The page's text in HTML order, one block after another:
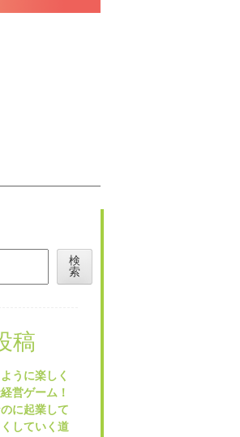
検
索
稿
うに楽しく
営ゲーム！
に起業して
していく道